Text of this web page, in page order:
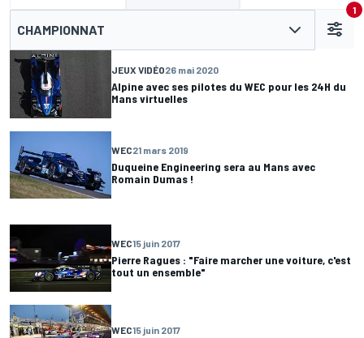
CHAMPIONNAT
1
JEUX VIDÉO26 mai 2020
Alpine avec ses pilotes du WEC pour les 24H du
Mans virtuelles
WEC21 mars 2019
Duqueine Engineering sera au Mans avec
Romain Dumas !
WEC15 juin 2017
Pierre Ragues : "Faire marcher une voiture, c'est
tout un ensemble"
WEC15 juin 2017